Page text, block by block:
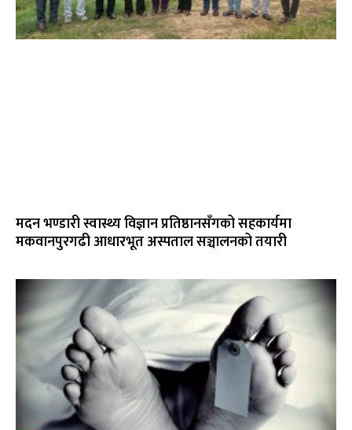
मदन भण्डारी स्वास्थ्य विज्ञान प्रतिष्ठानसँगको सहकार्यमा
मकवानपुरगढी आधारभूत अस्पताल सञ्चालनको तयारी